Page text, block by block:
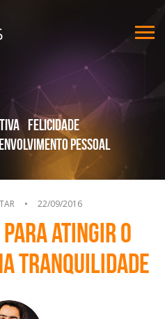
Felicidade
Pessoal
• 22/09/2016
atingir o
tranquilidade